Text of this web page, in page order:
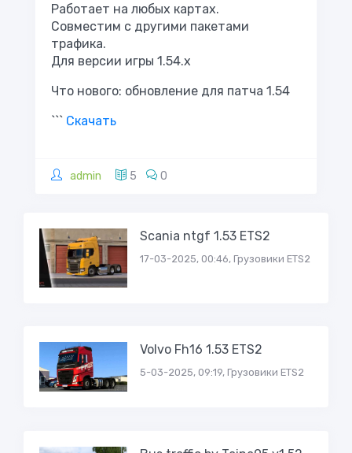
Работает на любых картах.
Совместим с другими пакетами
трафика.
Для версии игры 1.54.x
Что нового: обновление для патча 1.54
``` Скачать
admin 5 0
Scania ntgf 1.53 ETS2
17-03-2025, 00:46, Грузовики ETS2
Volvo Fh16 1.53 ETS2
5-03-2025, 09:19, Грузовики ETS2